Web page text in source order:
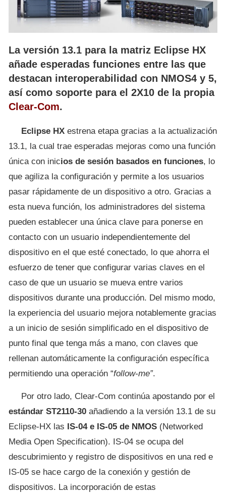
La versión 13.1 para la matriz Eclipse HX
añade esperadas funciones entre las que
destacan interoperabilidad con NMOS4 y 5,
así como soporte para el 2X10 de la propia
Clear-Com.
Eclipse HX estrena etapa gracias a la actualización
13.1, la cual trae esperadas mejoras como una función
única con inicios de sesión basados en funciones, lo
que agiliza la configuración y permite a los usuarios
pasar rápidamente de un dispositivo a otro. Gracias a
esta nueva función, los administradores del sistema
pueden establecer una única clave para ponerse en
contacto con un usuario independientemente del
dispositivo en el que esté conectado, lo que ahorra el
esfuerzo de tener que configurar varias claves en el
caso de que un usuario se mueva entre varios
dispositivos durante una producción. Del mismo modo,
la experiencia del usuario mejora notablemente gracias
a un inicio de sesión simplificado en el dispositivo de
punto final que tenga más a mano, con claves que
rellenan automáticamente la configuración específica
permitiendo una operación “follow-me”.
Por otro lado, Clear-Com continúa apostando por el
estándar ST2110-30 añadiendo a la versión 13.1 de su
Eclipse-HX las IS-04 e IS-05 de NMOS (Networked
Media Open Specification). IS-04 se ocupa del
descubrimiento y registro de dispositivos en una red e
IS-05 se hace cargo de la conexión y gestión de
dispositivos. La incorporación de estas